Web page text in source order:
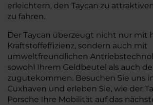
erleichtern, den Taycan zu
zu fahren.
Der Taycan überzeugt nicht nur mit
Kraftstoffeffizienz, sondern auch mit
umweltfreundlichen
sowohl Ihrem Geldbeutel als auch
zugutekommen. Besuchen Sie uns
Cuxhaven und erleben Sie, wie der
Porsche Ihre Mobilität auf das